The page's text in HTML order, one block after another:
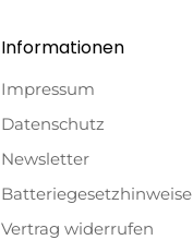
Informationen
Impressum
Datenschutz
Newsletter
Batteriegesetzhinweise
Vertrag widerrufen